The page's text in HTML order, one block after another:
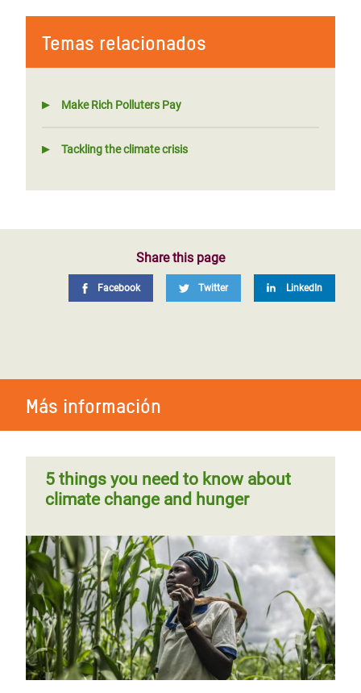
Temas relacionados
Make Rich Polluters Pay
Tackling the climate crisis
Share this page
Facebook Twitter LinkedIn
Más información
5 things you need to know about
climate change and hunger